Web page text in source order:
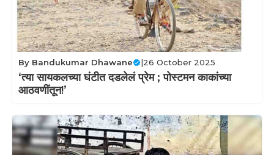
By Bandukumar Dhawane |26 October 2025
‘त्या सायकलच्या घंटीत दडलेलं प्रेम ; पोस्टमन काकांच्या
आठवणींतून!’